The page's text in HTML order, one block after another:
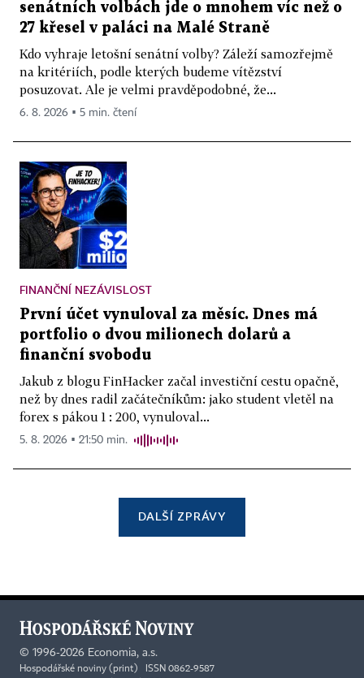
senátních volbách jde o mnohem víc než o
27 křesel v paláci na Malé Straně
Kdo vyhraje letošní senátní volby? Záleží samozřejmě
na kritériích, podle kterých budeme vítězství
posuzovat. Ale je velmi pravděpodobné, že...
6. 8. 2026 ▪ 5 min. čtení
FINANČNÍ NEZÁVISLOST
První účet vynuloval za měsíc. Dnes má
portfolio o dvou milionech dolarů a
finanční svobodu
Jakub z blogu FinHacker začal investiční cestu opačně,
než by dnes radil začátečníkům: jako student vletěl na
forex s pákou 1 : 200, vynuloval...
5. 8. 2026 ▪ 21:50 min.
DALŠÍ ZPRÁVY
© 1996-2026 Economia, a.s.
Hospodářské noviny (print) ISSN 0862-9587